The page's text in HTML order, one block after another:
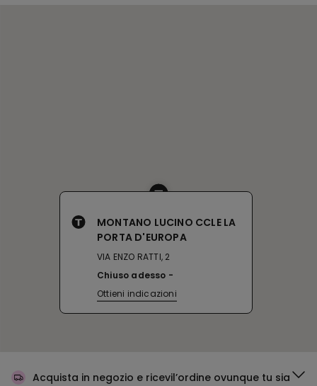
MONTANO LUCINO CCLE LA
PORTA D'EUROPA
VIA ENZO RATTI, 2
Chiuso adesso
Ottieni indicazioni
Acquista in negozio e ricevil’ordine ovunque tu sia